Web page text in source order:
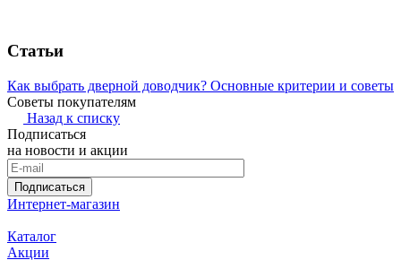
Статьи
Как выбрать дверной доводчик? Основные критерии и советы
Советы покупателям
Назад к списку
Подписаться
на новости и акции
Подписаться
Интернет-магазин
Каталог
Акции